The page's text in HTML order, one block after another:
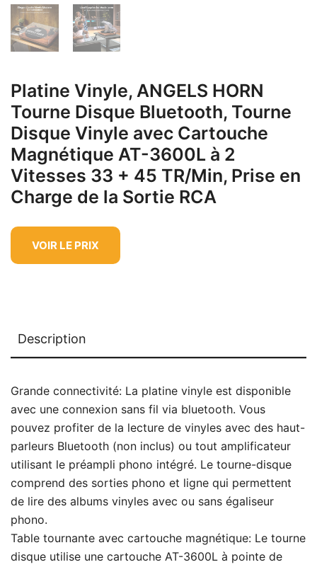
Platine Vinyle, ANGELS HORN
Tourne Disque Bluetooth, Tourne
Disque Vinyle avec Cartouche
Magnétique AT-3600L à 2
Vitesses 33 + 45 TR/Min, Prise en
Charge de la Sortie RCA
VOIR LE PRIX
Description
Grande connectivité: La platine vinyle est disponible
avec une connexion sans fil via bluetooth. Vous
pouvez profiter de la lecture de vinyles avec des haut-
parleurs Bluetooth (non inclus) ou tout amplificateur
utilisant le préampli phono intégré. Le tourne-disque
comprend des sorties phono et ligne qui permettent
de lire des albums vinyles avec ou sans égaliseur
phono.
Table tournante avec cartouche magnétique: Le tourne
disque utilise une cartouche AT-3600L à pointe de